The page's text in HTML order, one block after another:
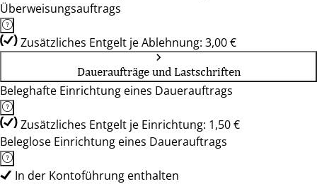
Überweisungsauftrags
Zusätzliches Entgelt je Ablehnung: 3,00 €
Daueraufträge und Lastschriften
Beleghafte Einrichtung eines Dauerauftrags
Zusätzliches Entgelt je Einrichtung: 1,50 €
Beleglose Einrichtung eines Dauerauftrags
In der Kontoführung enthalten